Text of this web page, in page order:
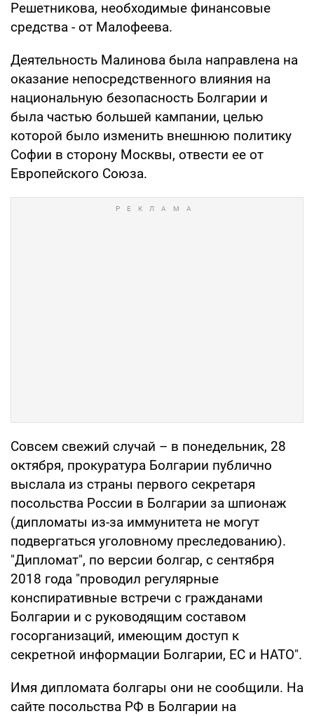
Решетникова, необходимые финансовые
средства - от Малофеева.
Деятельность Малинова была направлена на
оказание непосредственного влияния на
национальную безопасность Болгарии и
была частью большей кампании, целью
которой было изменить внешнюю политику
Софии в сторону Москвы, отвести ее от
Европейского Союза.
Совсем свежий случай – в понедельник, 28
октября, прокуратура Болгарии публично
выслала из страны первого секретаря
посольства России в Болгарии за шпионаж
(дипломаты из-за иммунитета не могут
подвергаться уголовному преследованию).
"Дипломат", по версии болгар, с сентября
2018 года "проводил регулярные
конспиративные встречи с гражданами
Болгарии и с руководящим составом
госорганизаций, имеющим доступ к
секретной информации Болгарии, ЕС и НАТО".
Имя дипломата болгары они не сообщили. На
сайте посольства РФ в Болгарии на